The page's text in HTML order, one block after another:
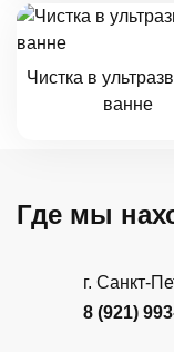
Чистка в
ванне
Где мы
г. Санкт-
8 (921)